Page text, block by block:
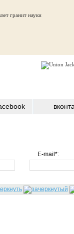
E-mail*: